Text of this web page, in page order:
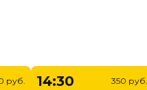
руб.
14:30
350 руб.